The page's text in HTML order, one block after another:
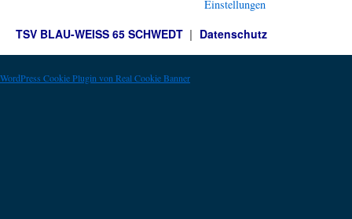
Einstellungen
TSV BLAU-WEISS 65 SCHWEDT Datenschutz
WordPress Cookie Plugin von Real Cookie Banner